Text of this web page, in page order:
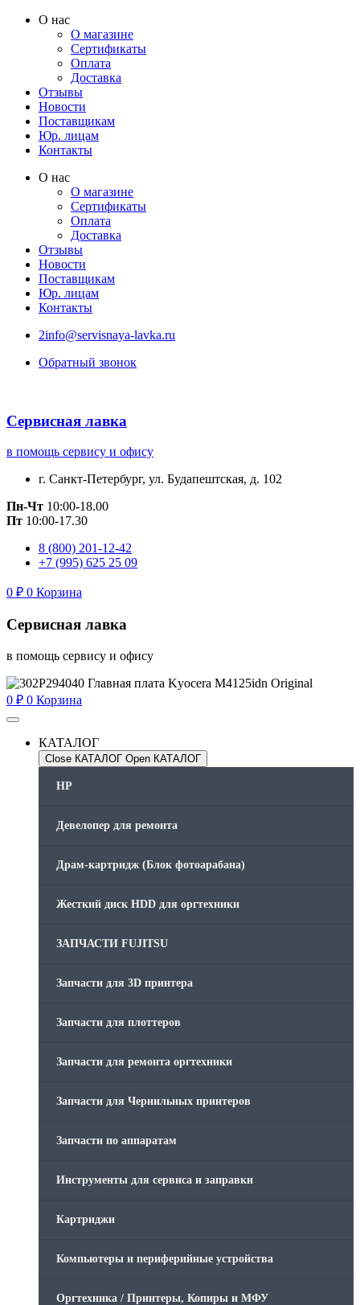
Перейти
содержимому
О нас
О магазине
Сертификаты
Оплата
Доставка
Отзывы
Новости
Поставщикам
Юр. лицам
Контакты
О нас
О магазине
Сертификаты
Оплата
Доставка
Отзывы
Новости
Поставщикам
Юр. лицам
Контакты
2info@servisnaya-lavka.ru
Обратный звонок
Сервисная лавка
в помощь сервису и офису
г. Санкт-Петербург, ул. Будапештская, д. 102
Пн-Чт 10:00-18.00
Пт 10:00-17.30
8 (800) 201-12-42
+7 (995) 625 25 09
0 ₽ 0 Корзина
Сервисная лавка
в помощь сервису и офису
0 ₽ 0 Корзина
КАТАЛОГ
Close КАТАЛОГ Open КАТАЛОГ
HP
Девелопер для ремонта
Драм-картридж (Блок фотоарабана)
Жесткий диск HDD для оргтехники
ЗАПЧАСТИ FUJITSU
Запчасти для 3D принтера
Запчасти для плоттеров
Запчасти для ремонта оргтехники
Запчасти для Чернильных принтеров
Запчасти по аппаратам
Инструменты для сервиса и заправки
Картриджи
Компьютеры и периферийные устройства
Оргтехника / Принтеры, Копиры и МФУ